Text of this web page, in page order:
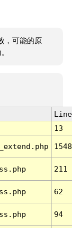
，可能的原
Line
13
1548
211
62
94